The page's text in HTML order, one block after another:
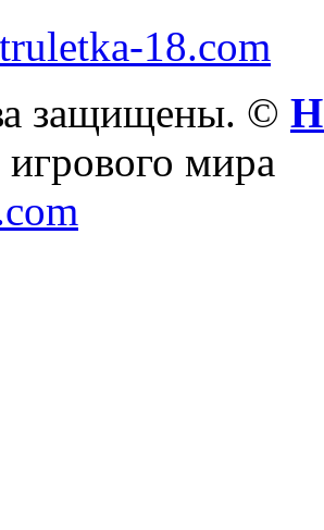
18.com
защищены. ©
мира